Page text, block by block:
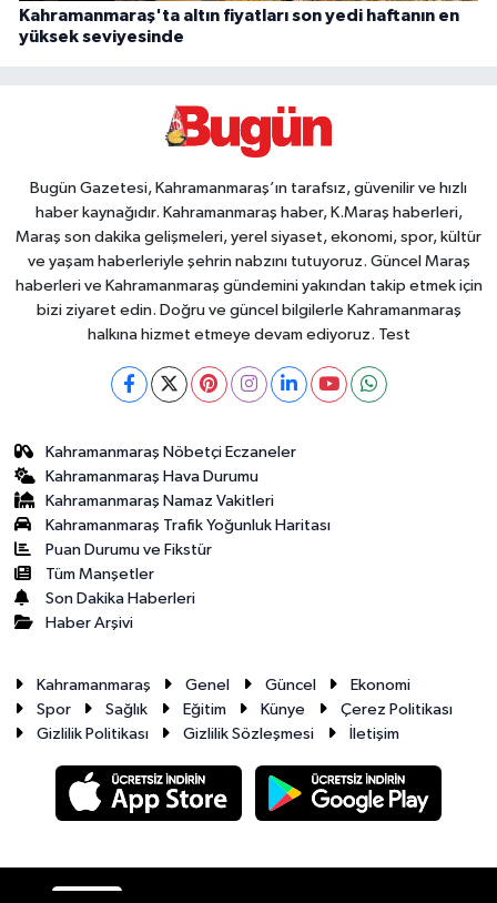
Kahramanmaraş'ta altın fiyatları son yedi haftanın en
yüksek seviyesinde
Bugün Gazetesi, Kahramanmaraş’ın tarafsız, güvenilir ve hızlı
haber kaynağıdır. Kahramanmaraş haber, K.Maraş haberleri,
Maraş son dakika gelişmeleri, yerel siyaset, ekonomi, spor, kültür
ve yaşam haberleriyle şehrin nabzını tutuyoruz. Güncel Maraş
haberleri ve Kahramanmaraş gündemini yakından takip etmek için
bizi ziyaret edin. Doğru ve güncel bilgilerle Kahramanmaraş
halkına hizmet etmeye devam ediyoruz. Test
Kahramanmaraş Nöbetçi Eczaneler
Kahramanmaraş Hava Durumu
Kahramanmaraş Namaz Vakitleri
Kahramanmaraş Trafik Yoğunluk Haritası
Puan Durumu ve Fikstür
Tüm Manşetler
Son Dakika Haberleri
Haber Arşivi
Kahramanmaraş Genel Güncel
Ekonomi
Spor
Sağlık Eğitim Künye
Çerez Politikası
Gizlilik Politikası
Gizlilik Sözleşmesi İletişim